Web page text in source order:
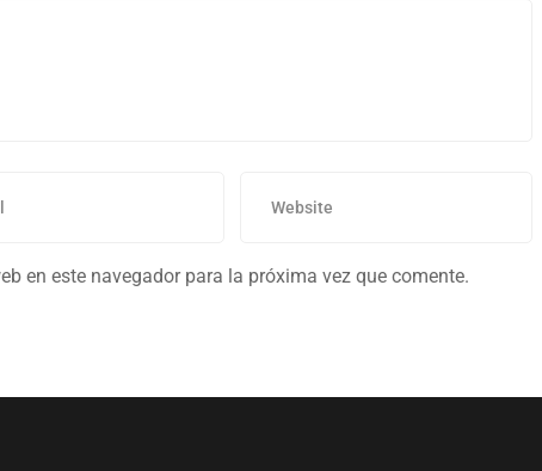
en este navegador para la próxima vez que comente.